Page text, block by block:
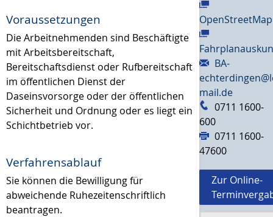
Voraussetzungen
Die Arbeitnehmenden sind Beschäftigte
mit Arbeitsbereitschaft,
Bereitschaftsdienst oder Rufbereitschaft
im öffentlichen Dienst der
Daseinsvorsorge oder der öffentlichen
Sicherheit und Ordnung oder es liegt ein
Schichtbetrieb vor.
Verfahrensablauf
Sie können die Bewilligung für
abweichende Ruhezeitenschriftlich
beantragen.
OpenStreetMap
BA-
mail.de
0711 1600-
600
0711 1600-
47600
Zur Online-